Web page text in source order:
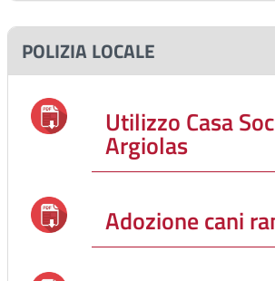
POLIZIA LOCALE
Utilizzo Casa
Argiolas
Adozione cani